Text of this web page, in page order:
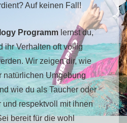
Auf keinen Fall!
Programm lernst du,
ihr Verhalten oft völlig
Wir zeigen dir, wie
natürlichen Umgebung
wie du als Taucher oder
und respektvoll mit ihnen
bereit für die wohl